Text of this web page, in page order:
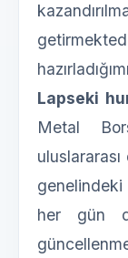
Lapseki
Metal
genelindeki
her gün